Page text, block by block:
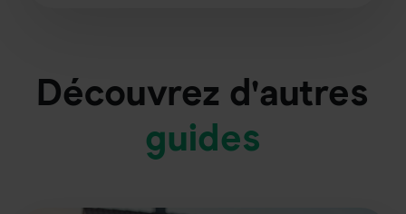
Découvrez d'autres
guides